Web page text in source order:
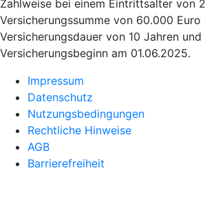
Zahlweise bei einem Eintrittsalter von
Versicherungssumme von 60.000 Euro
Versicherungsdauer von 10 Jahren und
Versicherungsbeginn am 01.06.2025.
Impressum
Datenschutz
Nutzungsbedingungen
Rechtliche Hinweise
AGB
Barrierefreiheit